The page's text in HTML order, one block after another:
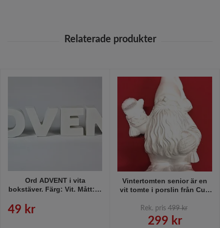
Ord ADVENT i vita
bokstäver. Färg: Vit. Mått: H
49 kr
Vintertomten senior är en
vit tomte i porslin från Cult
Rek. pris 499 kr
299 kr